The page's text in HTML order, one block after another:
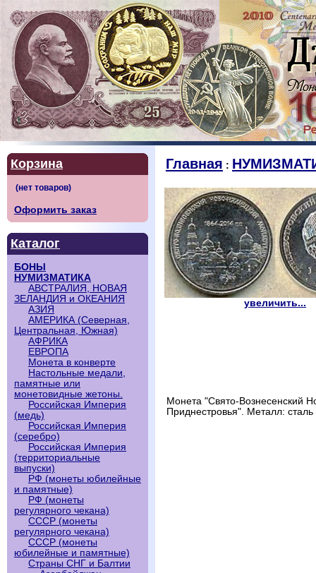
Корзина
Оформить заказ
Каталог
БОНЫ
НУМИЗМАТИКА
АВСТРАЛИЯ, НОВАЯ
ЗЕЛАНДИЯ и ОКЕАНИЯ
АЗИЯ
АМЕРИКА (Северная,
Центральная, Южная)
АФРИКА
ЕВРОПА
Монета в конверте
Настольные медали,
памятные или
монетовидные жетоны.
Российская Империя
(медь)
Российская Империя
(серебро)
Российская Империя
(территориальные
выпуски)
РФ (монеты юбилейные
и памятные)
РФ (монеты
регулярного чекана)
СССР (монеты
регулярного чекана)
СССР (монеты
юбилейные и памятные)
Страны СНГ и Балтии
Главная :
увеличить...
Монета "Свято-Вознесенский
Приднестровья". Металл: